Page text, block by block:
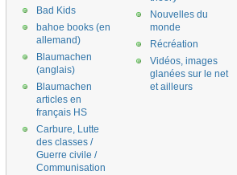
Nouvelles du
monde
Récréation
Vidéos, images
glanées sur le net
et ailleurs
Bad Kids
bahoe books (en
allemand)
Blaumachen
(anglais)
Blaumachen
articles en
français HS
Carbure, Lutte
des classes /
Guerre civile /
Communisation